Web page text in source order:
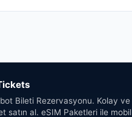
Bileti Rezervasyonu. Kolay ve
satın al. eSIM Paketleri ile mobil